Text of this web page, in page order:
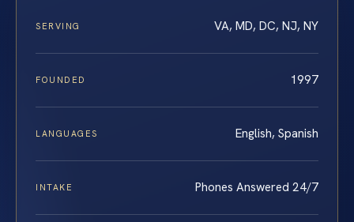
SERVING VA, MD, DC, NJ, NY
FOUNDED 1997
LANGUAGES English, Spanish
INTAKE Phones Answered 24/7